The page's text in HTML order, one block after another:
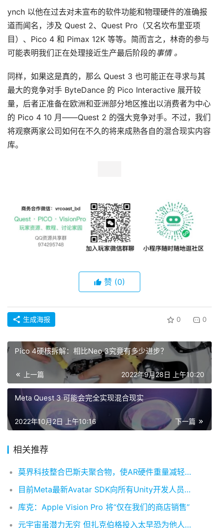
论
坛
社
区
ynch 以他在过去对未宣布的软件功能和物理硬件的准确报
道而闻名，涉及 Quest 2、Quest Pro（又名坎布里亚项
目）、Pico 4 和 Pimax 12K 等等。简而言之，林奇的参与
可能表明我们正在处理接近生产最后阶段的事情 。
同样，如果这是真的，那么 Quest 3 也可能正在寻求与其
最大的竞争对手 ByteDance 的 Pico Interactive 展开较
量，后者正准备在欧洲和亚洲部分地区推出以消费者为中心
的 Pico 4 10 月——Quest 2 的强大竞争对手。不过，我们
将观察两家公司如何在不久的将来成熟各自的混合现实内容
库。
赞 (0)
生成海报 0 0
Pico 4硬核拆解：相比Neo 3究竟有多少进步？
上一篇 2022年9月28日 上午10:20
Meta Quest 3 可能会完全实现混合现实
下一篇
2022年10月2日 上午10:16
相关推荐
莫界科技整合巴斯夫聚合物，使AR硬件重量减轻20%
目前Meta最新Avatar SDK向所有Unity开发人员开放
库克：Apple Vision Pro 将“仅在我们的商店销售”
元宇宙虽潜力无穷 但扎克伯格投入太早恐为他人做嫁衣